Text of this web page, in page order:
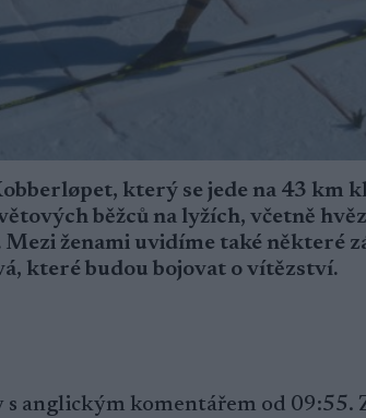
který se jede na 43 km
běžců na lyžích, včetně
ženami uvidíme také některé
které budou bojovat o vítězství.
anglickým komentářem od 09:55.